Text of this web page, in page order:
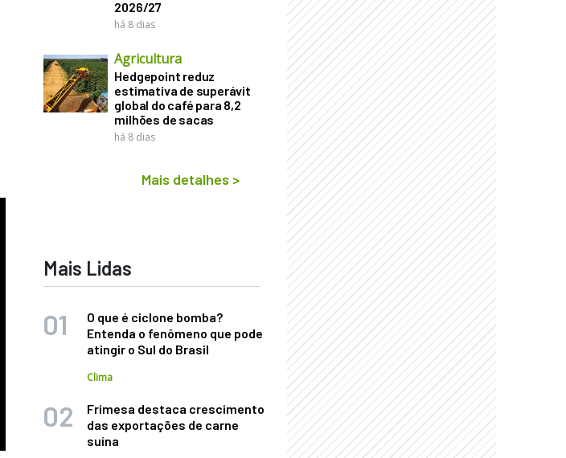
2026/27
há 8 dias
Agricultura
Hedgepoint reduz
estimativa de superávit
global do café para 8,2
milhões de sacas
há 8 dias
Mais detalhes >
Mais Lidas
O que é ciclone bomba?
Entenda o fenômeno que pode
atingir o Sul do Brasil
Clima
Frimesa destaca crescimento
das exportações de carne
suína